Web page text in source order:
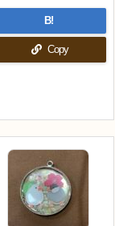
B!
Copy